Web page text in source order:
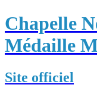
Chapelle
Médaille
Site officiel